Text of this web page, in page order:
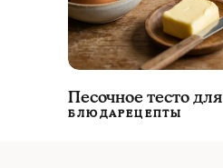
Песочное тесто
БЛЮДАРЕЦЕПТЫ